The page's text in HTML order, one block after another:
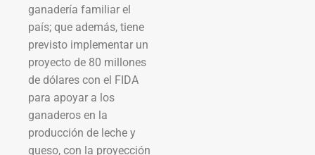
ganadería familiar el
país; que además, tiene
previsto implementar un
proyecto de 80 millones
de dólares con el FIDA
para apoyar a los
ganaderos en la
producción de leche y
queso, con la proyección